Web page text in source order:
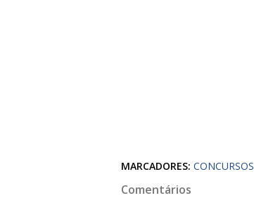
MARCADORES: CONCURSOS
Comentários